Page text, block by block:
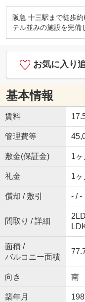
阪急 十三駅まで徒歩
テル並みの施設を完備
お気に入り
基本情報
賃料
管理費等
敷金(保証金) 1ヶ
礼金 1ヶ
償却 / 敷引 - / -
間取り / 詳細
面積 /
バルコニー面積
向き 南
築年月